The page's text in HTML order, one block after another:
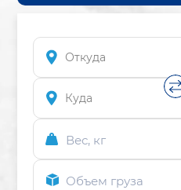
Вес, кг
Объем груза